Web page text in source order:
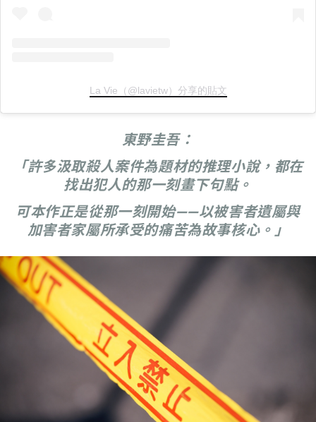
La Vie（@lavietw）分享的貼文
東野圭吾：
「許多汲取殺人案件為題材的推理小說，都在
找出犯人的那一刻畫下句點。
可本作正是從那一刻開始——以被害者遺屬與
加害者家屬所承受的痛苦為故事核心。」